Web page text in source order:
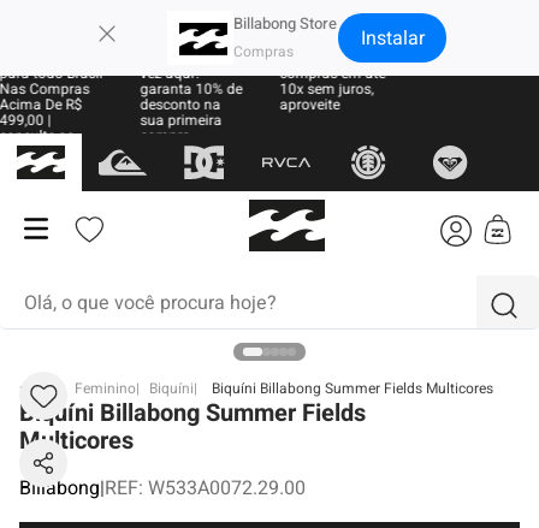
Billabong Store Instalar
todo Brasil
Compras
De R$
|
as
Sua primeira
vez aqui?
garanta 10% de
desconto na
sua primeira
compra
Parcele suas
compras em até
10x sem juros,
aproveite
BB Feminino Biquíni Biquíni Billabong Summer Fields Multicores
Biquíni Billabong Summer Fields
Multicores
Billabong|REF: W533A0072.29.00
termos mais buscados
1º
moletom
2º
regata